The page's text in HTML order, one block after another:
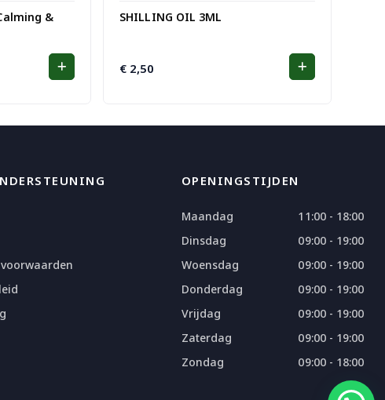
&
SHILLING OIL 3ML
€ 2,50
OPENINGSTIJDEN
Maandag
11:00 - 18:00
Dinsdag
09:00 - 19:00
Woensdag
09:00 - 19:00
Donderdag
09:00 - 19:00
Vrijdag
09:00 - 19:00
Zaterdag
09:00 - 19:00
Zondag
09:00 - 18:00